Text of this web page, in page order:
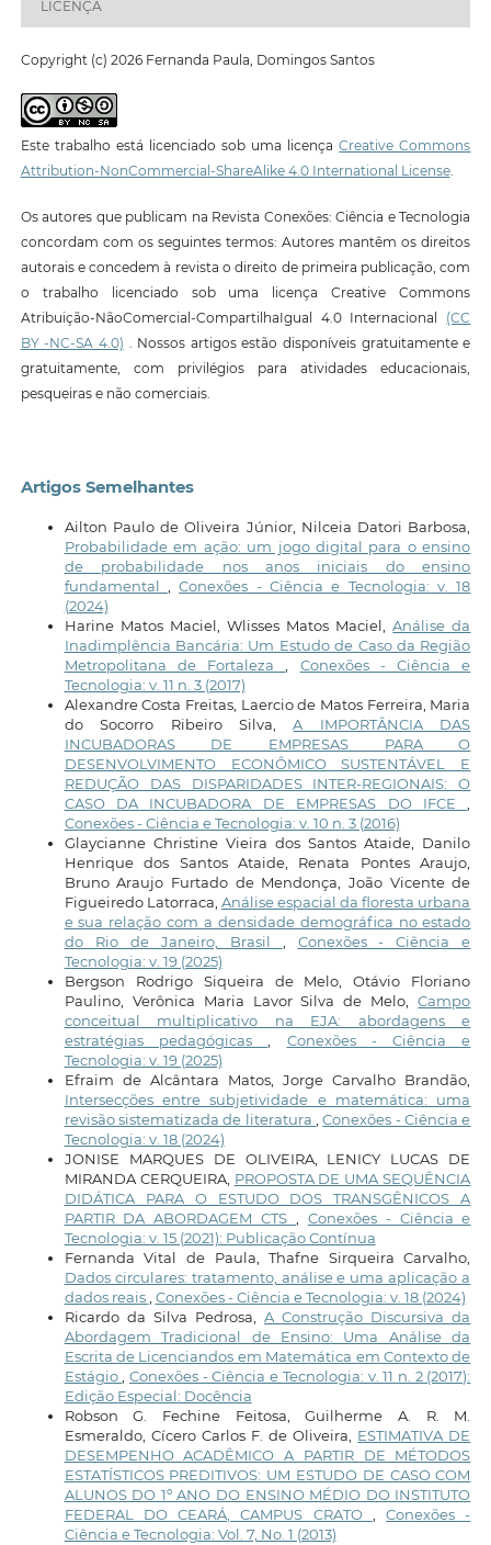
LICENÇA
Copyright (c) 2026 Fernanda Paula, Domingos Santos
Este trabalho está licenciado sob uma licençaCreative Commons
Attribution-NonCommercial-ShareAlike 4.0 International License.
Os autores que publicam na Revista Conexões: Ciência e Tecnologia
concordam com os seguintes termos: Autores mantêm os direitos
autorais e concedem à revista o direito de primeira publicação, com
o trabalho licenciado sob uma licença Creative Commons
Atribuição-NãoComercial-CompartilhaIgual 4.0 Internacional (CC
BY -NC-SA 4.0) . Nossos artigos estão disponíveis gratuitamente e
gratuitamente, com privilégios para atividades educacionais,
pesqueiras e não comerciais.
Artigos Semelhantes
Ailton Paulo de Oliveira Júnior, Nilceia Datori Barbosa,
Probabilidade em ação: um jogo digital para o ensino
de probabilidade nos anos iniciais do ensino
fundamental
,Conexões - Ciência e Tecnologia: v. 18
(2024)
Harine Matos Maciel, Wlisses Matos Maciel,Análise da
Inadimplência Bancária: Um Estudo de Caso da Região
Metropolitana de Fortaleza
Conexões - Ciência e
Tecnologia: v. 11 n. 3 (2017)
Alexandre Costa Freitas, Laercio de Matos Ferreira, Maria
do Socorro Ribeiro Silva,A IMPORTÂNCIA DAS
INCUBADORAS DE EMPRESAS PARA O
DESENVOLVIMENTO ECONÔMICO SUSTENTÁVEL E
REDUÇÃO DAS DISPARIDADES INTER-REGIONAIS: O
CASO DA INCUBADORA DE EMPRESAS DO IFCE
Conexões - Ciência e Tecnologia: v. 10 n. 3 (2016)
Glaycianne Christine Vieira dos Santos Ataide, Danilo
Henrique dos Santos Ataide, Renata Pontes Araujo,
Bruno Araujo Furtado de Mendonça, João Vicente de
Figueiredo Latorraca, Análise espacial da floresta urbana
e sua relação com a densidade demográfica no estado
do Rio de Janeiro, Brasil
Conexões - Ciência e
Tecnologia: v. 19 (2025)
Bergson Rodrigo Siqueira de Melo, Otávio Floriano
Paulino, Verônica Maria Lavor Silva de Melo,Campo
conceitual multiplicativo na EJA: abordagens e
estratégias pedagógicas
Conexões - Ciência e
Tecnologia: v. 19 (2025)
Efraim de Alcântara Matos, Jorge Carvalho Brandão,
Intersecções entre subjetividade e matemática: uma
revisão sistematizada de literatura
,Conexões - Ciência e
Tecnologia: v. 18 (2024)
JONISE MARQUES DE OLIVEIRA, LENICY LUCAS DE
MIRANDA CERQUEIRA, PROPOSTA DE UMA SEQUÊNCIA
DIDÁTICA PARA O ESTUDO DOS TRANSGÊNICOS A
PARTIR DA ABORDAGEM CTS
Conexões - Ciência e
Tecnologia: v. 15 (2021): Publicação Contínua
Fernanda Vital de Paula, Thafne Sirqueira Carvalho,
Dados circulares: tratamento, análise e uma aplicação a
dados reais Conexões - Ciência e Tecnologia: v. 18 (2024)
Ricardo da Silva Pedrosa,A Construção Discursiva da
Abordagem Tradicional de Ensino: Uma Análise da
Escrita de Licenciandos em Matemática em Contexto de
Estágio
Conexões - Ciência e Tecnologia: v. 11 n. 2 (2017):
Edição Especial: Docência
Robson G. Fechine Feitosa, Guilherme A. R. M.
Esmeraldo, Cícero Carlos F. de Oliveira, ESTIMATIVA DE
DESEMPENHO ACADÊMICO A PARTIR DE MÉTODOS
ESTATÍSTICOS PREDITIVOS: UM ESTUDO DE CASO COM
ALUNOS DO 1º ANO DO ENSINO MÉDIO DO INSTITUTO
FEDERAL DO CEARÁ, CAMPUS CRATO
,Conexões -
Ciência e Tecnologia: Vol. 7, No. 1 (2013)